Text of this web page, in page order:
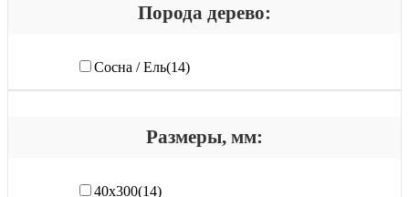
Порода дерево:
Сосна / Ель(14)
Размеры, мм:
40х300(14)